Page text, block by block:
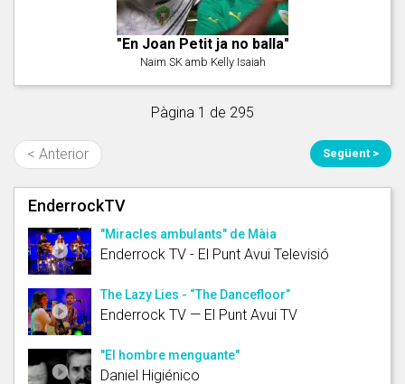
"En Joan Petit ja no balla"
Naim SK amb Kelly Isaiah
Pàgina 1 de 295
< Anterior Següent >
EnderrockTV
"Miracles ambulants" de Màia
Enderrock TV - El Punt Avui Televisió
The Lazy Lies - “The Dancefloor”
Enderrock TV — El Punt Avui TV
"El hombre menguante"
Daniel Higiénico